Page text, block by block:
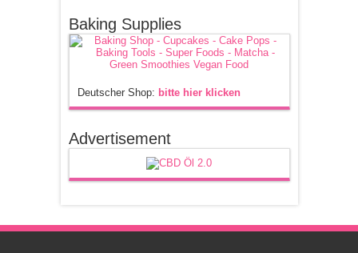
Baking Supplies
Deutscher Shop: bitte hier klicken
Advertisement